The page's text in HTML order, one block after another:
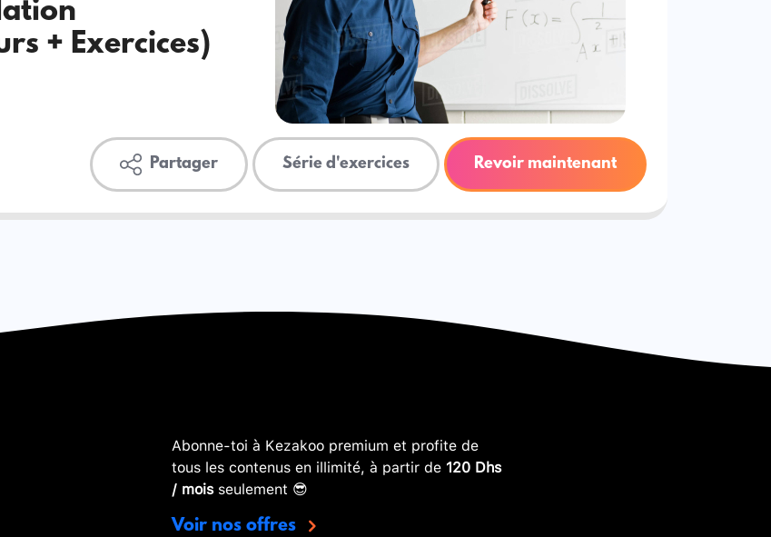
+ Exercices)
Partager Série d'exercices Revoir maintenant
Abonne-toi à Kezakoo premium et profite de
tous les contenus en illimité, à partir de 120 Dhs
/ moisseulement 😎
Voir nos offres